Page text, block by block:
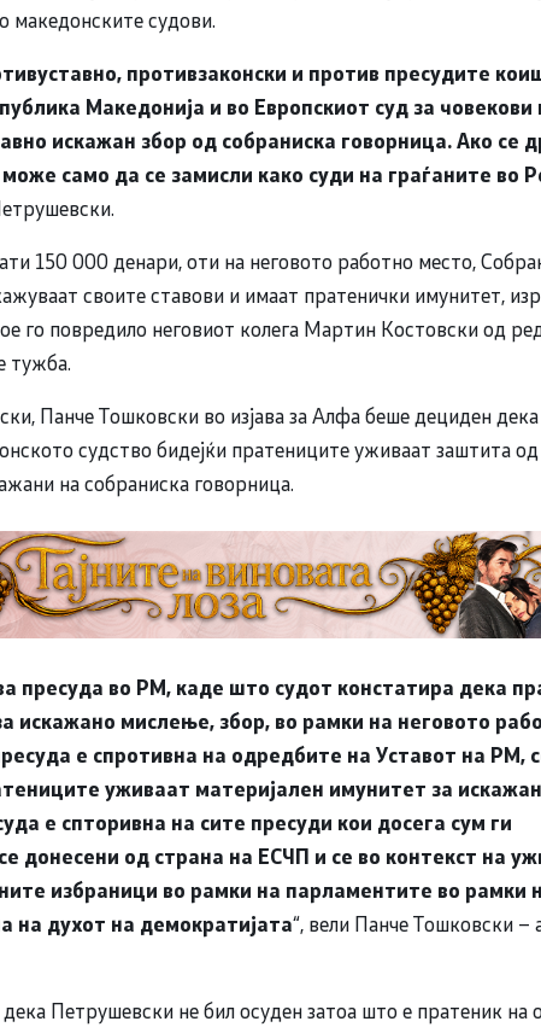
македонските судови.
противзаконски и против пресудите
Македонија и во Европскиот суд за човекови
искажан збор од собраниска говорница. Ако се
само да се замисли како суди на граѓаните во
150 000 денари, оти на неговото работно место,
своите ставови и имаат пратенички имунитет,
го повредило неговиот колега Мартин Костовски од
тужба.
Панче Тошковски во изјава за Алфа беше дециден
судство бидејќи пратениците уживаат заштита
на собраниска говорница.
пресуда во РМ, каде што судот констатира дека
искажано мислење, збор, во рамки на неговото
е спротивна на одредбите на Уставот на РМ,
уживаат материјален имунитет за
е спторивна на сите пресуди кои досега сум ги
донесени од страна на ЕСЧП и се во контекст на
избраници во рамки на парламентите во рамки
на духот на демократијата“, вели Панче Тошковски –
Петрушевски не бил осуден затоа што е пратеник на